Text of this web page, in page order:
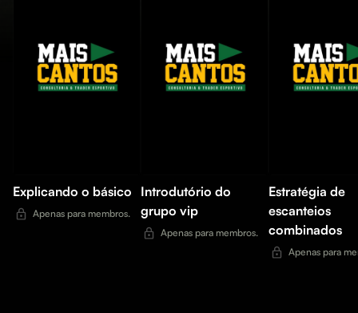
Explicando o básico
Apenas para membros.
Introdutório do
grupo vip
Apenas para membros.
Estratégia de
escanteios
combinados
Apenas para